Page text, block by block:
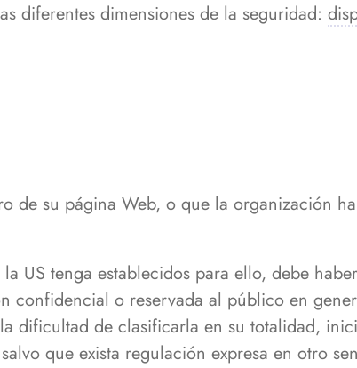
diferentes dimensiones de la seguridad:
de su página Web, o que la organización
US tenga establecidos para ello, debe
confidencial o reservada al público en
dificultad de clasificarla en su totalidad,
que exista regulación expresa en otro